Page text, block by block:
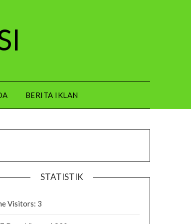
BERITA IKLAN
STATISTIK
Visitors: 3